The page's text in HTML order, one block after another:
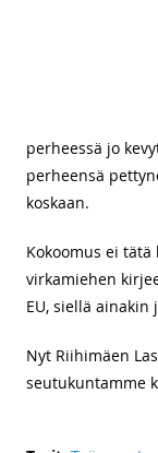
perheessä jo
perheensä
koskaan.
Kokoomus ei
virkamiehen
EU, siellä ainakin
Nyt Riihimäen
seutukuntamme